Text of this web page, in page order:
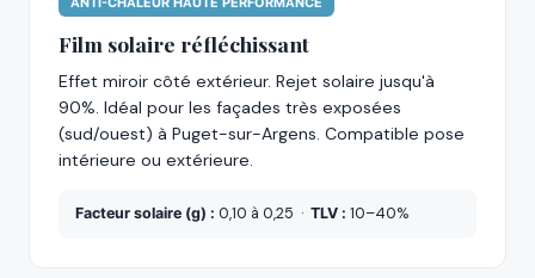
Film solaire réfléchissant
Effet miroir côté extérieur. Rejet solaire jusqu'à
90%. Idéal pour les façades très exposées
(sud/ouest) à Puget-sur-Argens. Compatible pose
intérieure ou extérieure.
Facteur solaire (g) : 0,10 à 0,25 · TLV : 10–40%